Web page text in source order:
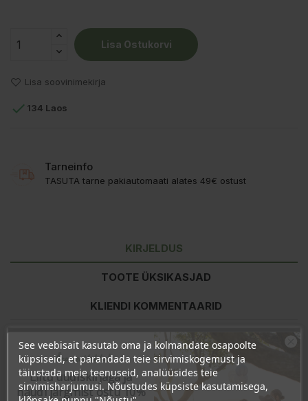
Lisa Ostukorvi
Lisa soovinimekirja
 134 Laos
Tarneinfo
TASUTA tarne pakiautomaati alates 49€ ostust
KIRJELDUS
TOOTE ÜKSIKASJAD
KLIENDI KOMMENTAARID
Toitumisalane teave
100g kohta
Energiat
1560kJ/370kcal
Rasva
6,7g
-millest küllastunud
1,1g
See veebisait kasutab oma ja kolmandate osapoolte
küpsiseid, et parandada teie sirvimiskogemust ja
täiustada meie teenuseid, analüüsides teie
sirvimisharjumusi. Nõustudes küpsiste kasutamisega,
Ära veel lahku!
Liitu uudiskirjaga ja
naudi järgmist ostu 10%